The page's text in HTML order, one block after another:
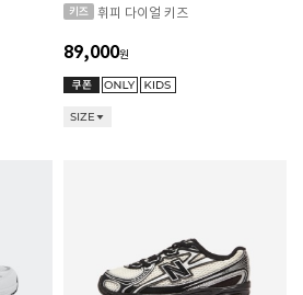
휘피 다이얼 키즈
89,000원
SIZE